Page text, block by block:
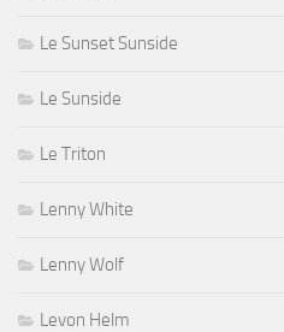
Le Sunset Sunside
Le Sunside
Le Triton
Lenny White
Lenny Wolf
Levon Helm